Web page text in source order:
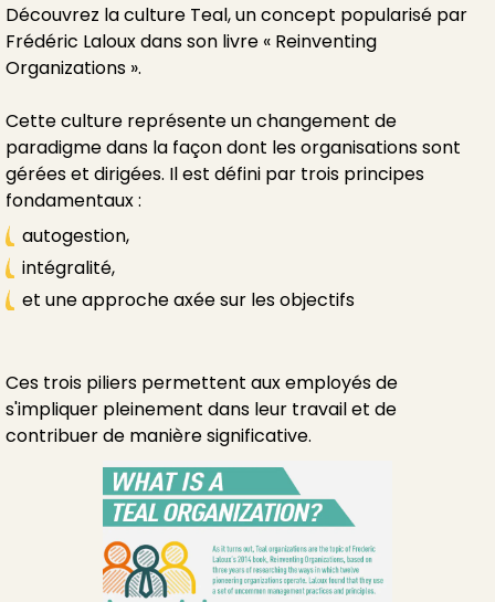
Découvrez la culture Teal, un concept popularisé par
Frédéric Laloux dans son livre « Reinventing
Organizations ».
Cette culture représente un changement de
paradigme dans la façon dont les organisations sont
gérées et dirigées. Il est défini par trois principes
fondamentaux :
autogestion,
intégralité,
et une approche axée sur les objectifs
Ces trois piliers permettent aux employés de
s'impliquer pleinement dans leur travail et de
contribuer de manière significative.